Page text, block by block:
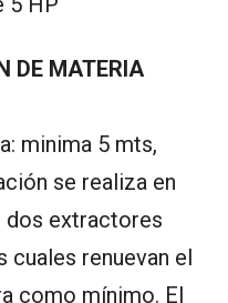
DE MATERIA
minima 5 mts,
se realiza en
dos extractores
cuales renuevan el
como mínimo. El